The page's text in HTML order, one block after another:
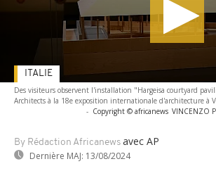
Des visiteurs observent l'installation "Hargeisa courtyard
Architects à la 18e exposition internationale d'architecture à
- Copyright © africanews VINCENZO
By Rédaction Africanews avec AP
Dernière MAJ: 13/08/2024
ITALIE